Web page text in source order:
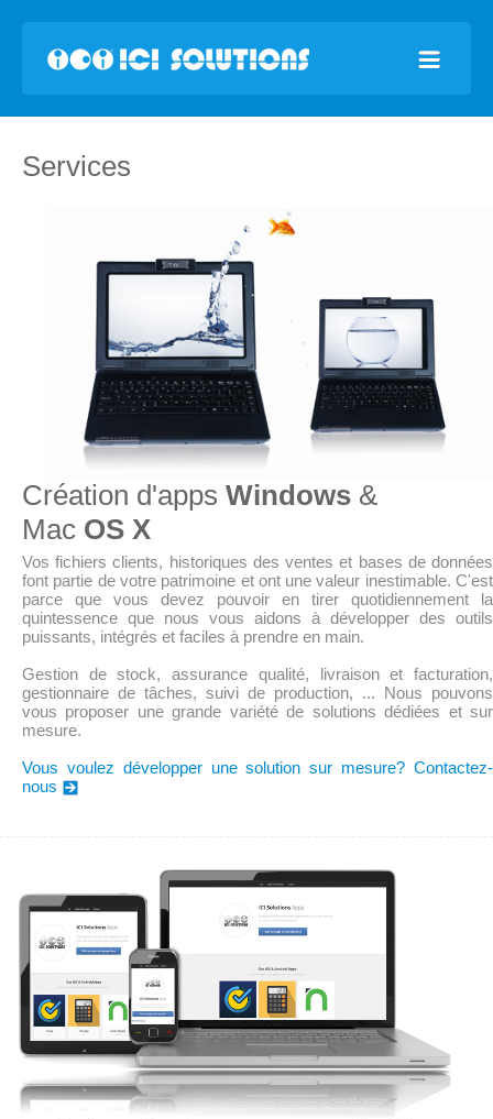
Services
Création d'apps Windows &
Mac OS X
Vos fichiers clients, historiques des ventes et bases de données
font partie de votre patrimoine et ont une valeur inestimable. C'est
parce que vous devez pouvoir en tirer quotidiennement la
quintessence que nous vous aidons à développer des outils
puissants, intégrés et faciles à prendre en main.
Gestion de stock, assurance qualité, livraison et facturation,
gestionnaire de tâches, suivi de production, ... Nous pouvons
vous proposer une grande variété de solutions dédiées et sur
mesure.
Vous voulez développer une solution sur mesure? Contactez-
nous